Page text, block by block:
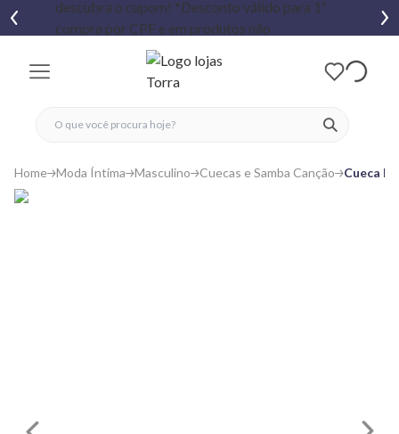
ver
fechar menu
fechar menu
favoritos
Home Moda Íntima Masculino Cuecas e Samba Canção Cueca